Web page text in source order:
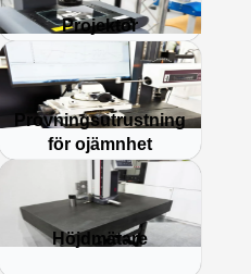
Projektor
Provningsutrustning
för ojämnhet
Höjdmätare